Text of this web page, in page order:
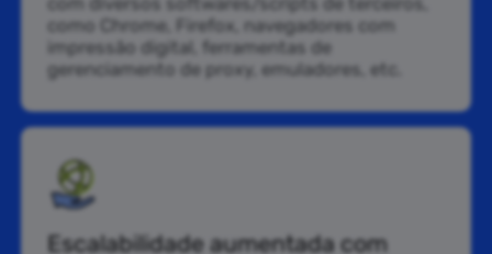
como Chrome, Firefox, navegadores com
impressão digital, ferramentas de
gerenciamento de proxy, emuladores, etc.
Escalabilidade aumentada com